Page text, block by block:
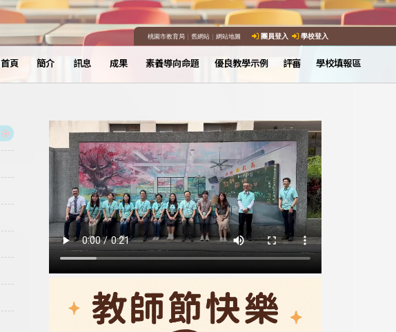
桃園市教育局｜ 舊網站｜ 網站地圖 團員登入 學校登入
首頁 簡介 訊息 成果 素養導向命題 優良教學示例 評審 學校填報區